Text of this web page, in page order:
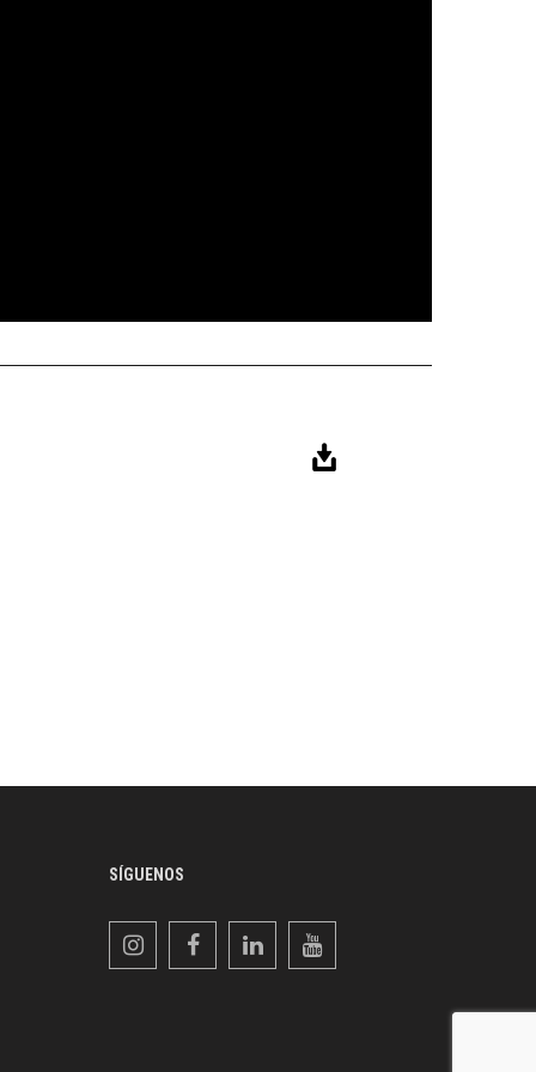
SÍGUENOS